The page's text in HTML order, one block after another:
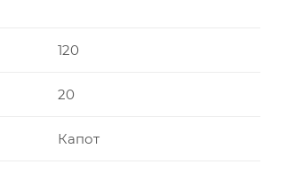
120
20
Капот